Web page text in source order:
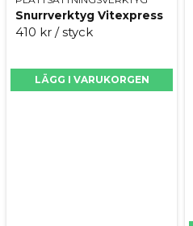
Snurrverktyg Vitexpress
410 kr / styck
LÄGG I VARUKORGEN